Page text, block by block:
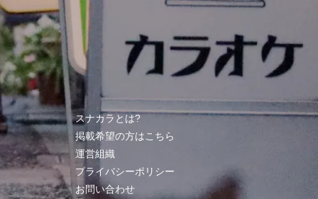
スナカラとは?
掲載希望の方はこちら
運営組織
プライバシーポリシー
お問い合わせ